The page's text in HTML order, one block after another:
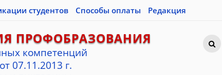
студентов Способы оплаты Редакция
ПРОФОБРАЗОВАНИЯ
компетенций
07.11.2013 г.